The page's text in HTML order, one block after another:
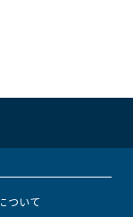
ついて